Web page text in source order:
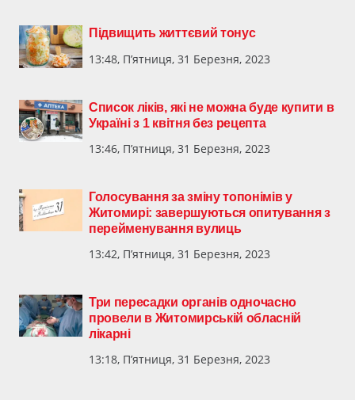
Підвищить життєвий тонус
13:48, П’ятниця, 31 Березня, 2023
Список ліків, які не можна буде купити в
Україні з 1 квітня без рецепта
13:46, П’ятниця, 31 Березня, 2023
Голосування за зміну топонімів у
Житомирі: завершуються опитування з
перейменування вулиць
13:42, П’ятниця, 31 Березня, 2023
Три пересадки органів одночасно
провели в Житомирській обласній
лікарні
13:18, П’ятниця, 31 Березня, 2023